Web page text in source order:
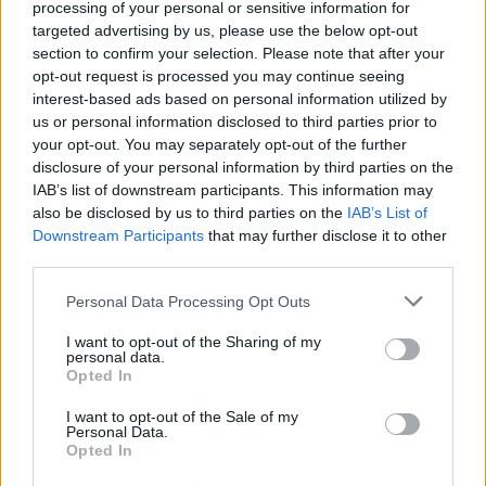
processing of your personal or sensitive information for
targeted advertising by us, please use the below opt-out
section to confirm your selection. Please note that after your
opt-out request is processed you may continue seeing
interest-based ads based on personal information utilized by
us or personal information disclosed to third parties prior to
your opt-out. You may separately opt-out of the further
disclosure of your personal information by third parties on the
IAB’s list of downstream participants. This information may
also be disclosed by us to third parties on the IAB’s List of
Downstream Participants that may further disclose it to other
Personal Data Processing Opt Outs
I want to opt-out of the Sharing of my
personal data.
Opted In
I want to opt-out of the Sale of my
Personal Data.
Opted In
shoqëri afatgjatë